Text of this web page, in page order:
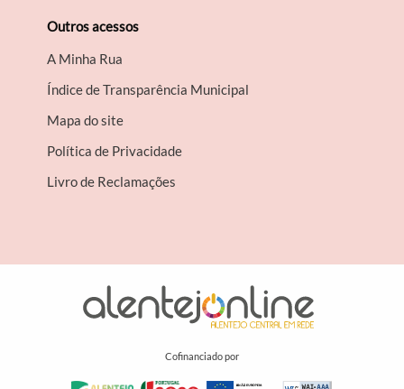
Outros acessos
A Minha Rua
Índice de Transparência Municipal
Mapa do site
Política de Privacidade
Livro de Reclamações
Cofinanciado por